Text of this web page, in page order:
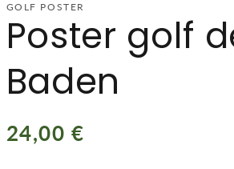
GOLF POSTER
Poster golf
Baden
Prix
24,00 €